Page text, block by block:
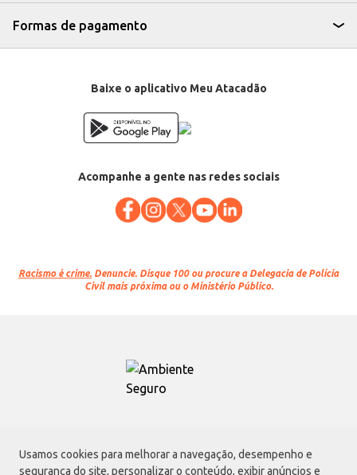
Usamos cookies para melhorar a navegação, desempenho e
segurança do site, personalizar o conteúdo, exibir anúncios e
Formas de pagamento
Baixe o aplicativo Meu Atacadão
Acompanhe a gente nas redes sociais
Racismo é crime. Denuncie. Disque 100 ou procure a Delegacia de Polícia
Civil mais próxima ou o Ministério Público.
Atacadão S.A.
Avenida Morvan Dias de Figueiredo, 6169, Vila Maria, São Paulo - SP | CEP